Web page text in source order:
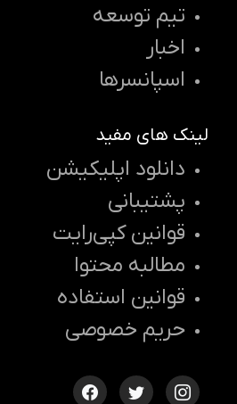
تیم توسعه
اخبار
اسپانسرها
لینک های مفید
دانلود اپلیکیشن
پشتیبانی
قوانین کپی‌رایت
مطالبه محتوا
قوانین استفاده
حریم خصوصی